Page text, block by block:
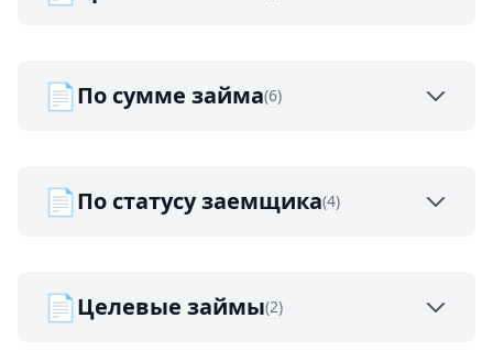
📄По сумме займа(6)
📄По статусу заемщика(4)
📄Целевые займы(2)